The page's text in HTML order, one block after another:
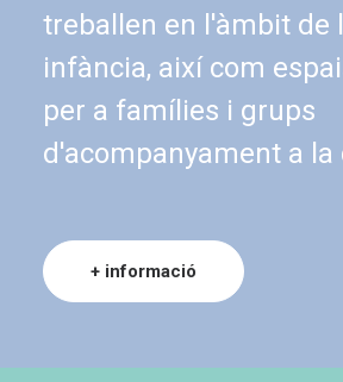
treballen en l'àmbit de
infància, així com
per a famílies i grups
d'acompanyament a la
+ informació